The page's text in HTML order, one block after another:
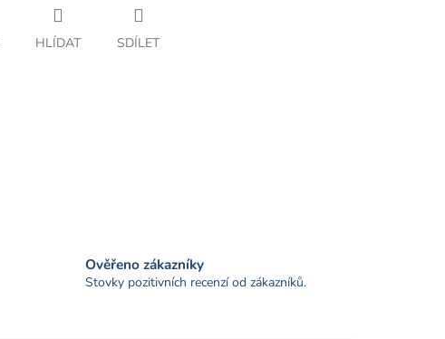
HLÍDAT SDÍLET
Ověřeno zákazníky
Stovky pozitivních recenzí od zákazníků.